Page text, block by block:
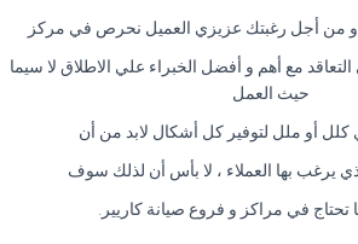
و من أجل رغبتك عزيزي العميل نحرص في مركز
مع أهم و أفضل الخبراء علي الاطلاق لا سيما
حيث العمل
كلل أو ملل لتوفير كل أشكال لابد من أن
يرغب بها العملاء ، لا بأس أن لذلك سوف
تحتاج في مراكز و فروع صيانة كاريير.